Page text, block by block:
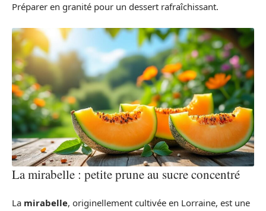
Préparer en granité pour un dessert rafraîchissant.
La mirabelle : petite prune au sucre concentré
La mirabelle, originellement cultivée en Lorraine, est une